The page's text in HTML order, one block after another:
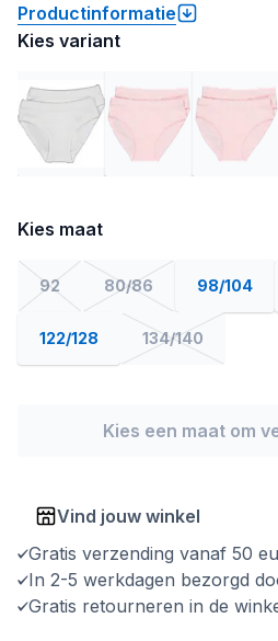
Productinformatie
Kies variant
Kies maat
92 80/86 98/104
122/128 134/140
Kies een maat om
Vind jouw winkel
Gratis verzending vanaf 50
In 2-5 werkdagen bezorgd
Gratis retourneren in de